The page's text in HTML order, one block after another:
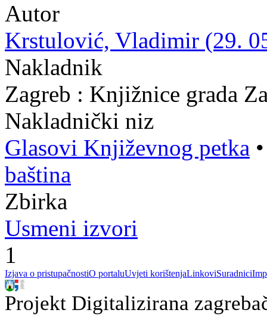
Autor
Krstulović, Vladimir (29.
Nakladnik
Zagreb : Knjižnice grada
Nakladnički niz
Glasovi Književnog petka
baština
Zbirka
Usmeni izvori
1
Izjava o pristupačnostiO portaluUvjeti korištenjaLinkoviSuradnici
Projekt Digitalizirana